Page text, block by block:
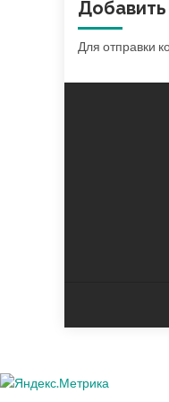
Для отправки